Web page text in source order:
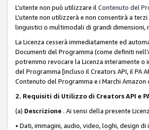
L'utente non può utilizzare il Contenuto del
L'utente non utilizzerà e non consentirà a
linguistici o multimodali di grandi
La Licenza cesserà immediatamente ed
Documenti del Programma (come definiti
potremmo revocare la Licenza interamente
del Programma [incluso il Creators API, il PA
Contenuto del Programma e i Marchi
2. Requisiti di Utilizzo di Creators API e
(a) Descrizione . Ai sensi della presente
• Dati, immagini, audio, video, loghi, design